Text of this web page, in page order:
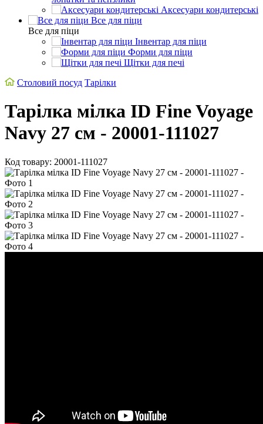
Аксесуари кондитерські
Все для піци
Все для піци
Інвентар для піци
Форми для піци
Щітки для печі
Столовий посуд Тарілки
Тарілка мілка ID Fine Voyage
Navy 27 см - 20001-111027
Код товару: 20001-111027